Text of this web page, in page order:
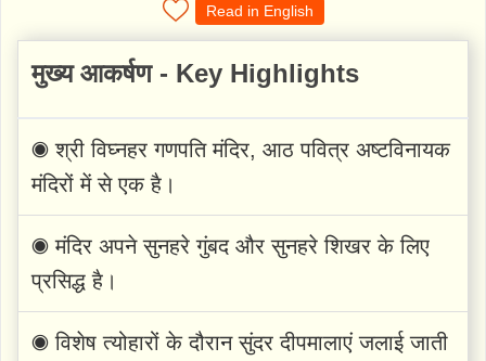
Read in English
मुख्य आकर्षण - Key Highlights
◉ श्री विघ्नहर गणपति मंदिर, आठ पवित्र अष्टविनायक
मंदिरों में से एक है।
◉ मंदिर अपने सुनहरे गुंबद और सुनहरे शिखर के लिए
प्रसिद्ध है।
◉ विशेष त्योहारों के दौरान सुंदर दीपमालाएं जलाई जाती